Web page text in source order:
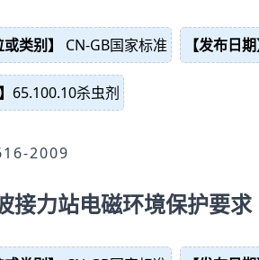
类别】 CN-GB国家标准 【发布日期
65.100.10杀虫剂
2009
接力站电磁环境保护要求